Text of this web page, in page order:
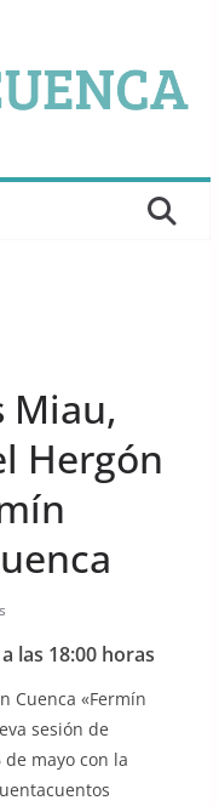
Miau,
Hergón
las 18:00 horas
Cuenca «Fermín
sesión de
mayo con la